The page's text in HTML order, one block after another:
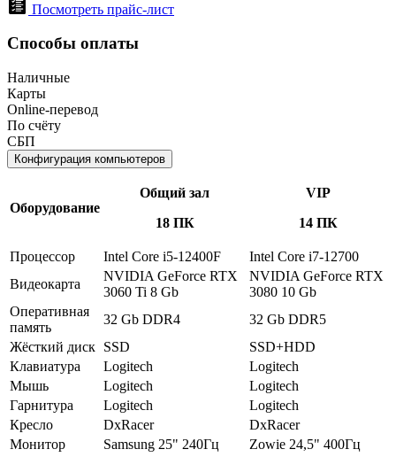
Посмотреть прайс-лист
Способы оплаты
Наличные
Карты
Online-перевод
По счёту
СБП
Конфигурация компьютеров
Оборудование
Общий зал
18 ПК
VIP
14 ПК
Процессор Intel Core i5-12400F
Intel Core i7-12700
Видеокарта
NVIDIA GeForce RTX
3060 Ti 8 Gb
NVIDIA GeForce RTX
3080 10 Gb
Оперативная
память
32 Gb DDR4
32 Gb DDR5
Жёсткий диск SSD
SSD+HDD
Клавиатура
Logitech
Logitech
Мышь
Logitech
Logitech
Гарнитура
Logitech
Logitech
Кресло
DxRacer
DxRacer
Монитор
Samsung 25" 240Гц
Zowie 24,5" 400Гц